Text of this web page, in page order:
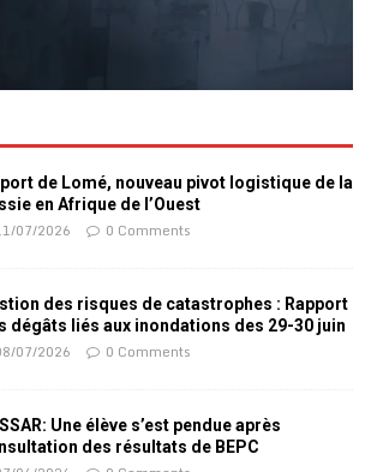
de Lomé, nouveau pivot logistique de la
en Afrique de l’Ouest
07/2026 0 Comments
des risques de catastrophes : Rapport
dégâts liés aux inondations des 29-30 juin
07/2026 0 Comments
Une élève s’est pendue après
des résultats de BEPC